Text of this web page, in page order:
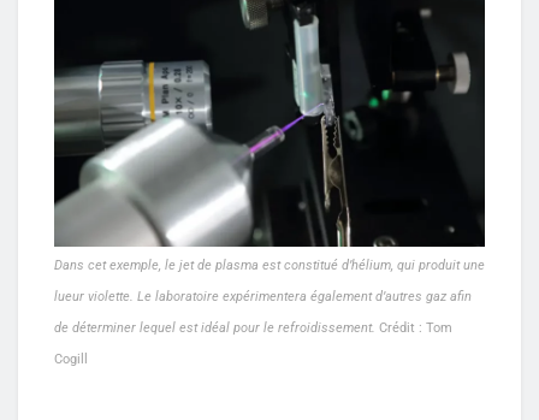
Dans cet exemple, le jet de plasma est constitué d’hélium, qui produit une
lueur violette. Le laboratoire expérimentera également d’autres gaz afin
de déterminer lequel est idéal pour le refroidissement. Crédit : Tom
Cogill